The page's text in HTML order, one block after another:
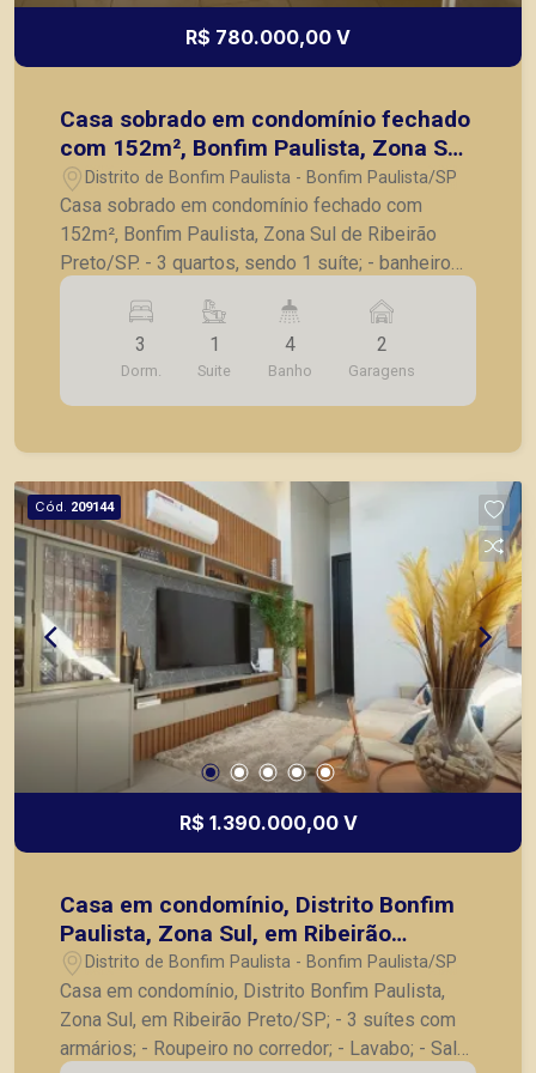
R$ 780.000,00 V
Casa sobrado em condomínio fechado
com 152m², Bonfim Paulista, Zona Sul
de Ribeirão Preto/SP.
Distrito de Bonfim Paulista - Bonfim Paulista/SP
Casa sobrado em condomínio fechado com
152m², Bonfim Paulista, Zona Sul de Ribeirão
Preto/SP. - 3 quartos, sendo 1 suíte; - banheiro
social; - sala para 2 ambientes; - lavabo; -
cozinha; - lavanderia; - varanda gourmet com
churrasqueira e Jacuzzi / Ofurô; - 2 vagas
paralelas de garagem. A Piramid tem como
objetivo atender seus clientes com agilidade e
lançamentos da cidade de Ribeirão Preto.
3
Dorm.
1
Suite
4
Banho
2
Garagens
Cód. 209144
R$ 1.390.000,00 V
Casa em condomínio, Distrito Bonfim
Paulista, Zona Sul, em Ribeirão
Preto/SP;
Distrito de Bonfim Paulista - Bonfim Paulista/SP
Casa em condomínio, Distrito Bonfim Paulista,
Zona Sul, em Ribeirão Preto/SP; - 3 suítes com
armários; - Roupeiro no corredor; - Lavabo; - Sala